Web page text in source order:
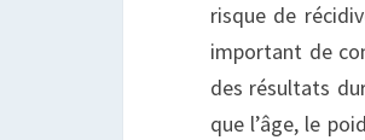
risque de
important de
des résultats
que l’âge, le